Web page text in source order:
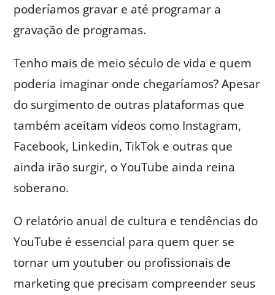
poderíamos gravar e até programar a
gravação de programas.
Tenho mais de meio século de vida e quem
poderia imaginar onde chegaríamos? Apesar
do surgimento de outras plataformas que
também aceitam vídeos como Instagram,
Facebook, Linkedin, TikTok e outras que
ainda irão surgir, o YouTube ainda reina
soberano.
O relatório anual de cultura e tendências do
YouTube é essencial para quem quer se
tornar um youtuber ou profissionais de
marketing que precisam compreender seus